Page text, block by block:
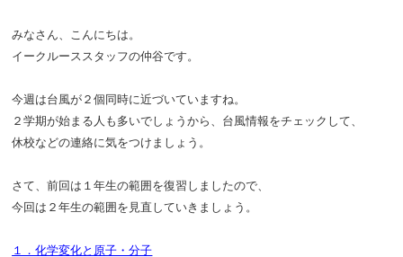
みなさん、こんにちは。
イークルーススタッフの仲谷です。
今週は台風が２個同時に近づいていますね。
２学期が始まる人も多いでしょうから、台風情報をチェックして、
休校などの連絡に気をつけましょう。
さて、前回は１年生の範囲を復習しましたので、
今回は２年生の範囲を見直していきましょう。
１．化学変化と原子・分子